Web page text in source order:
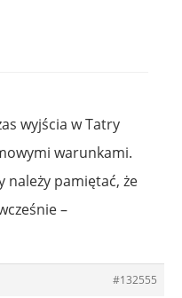
wyjścia w Tatry
warunkami.
należy pamiętać, że
–
#132555